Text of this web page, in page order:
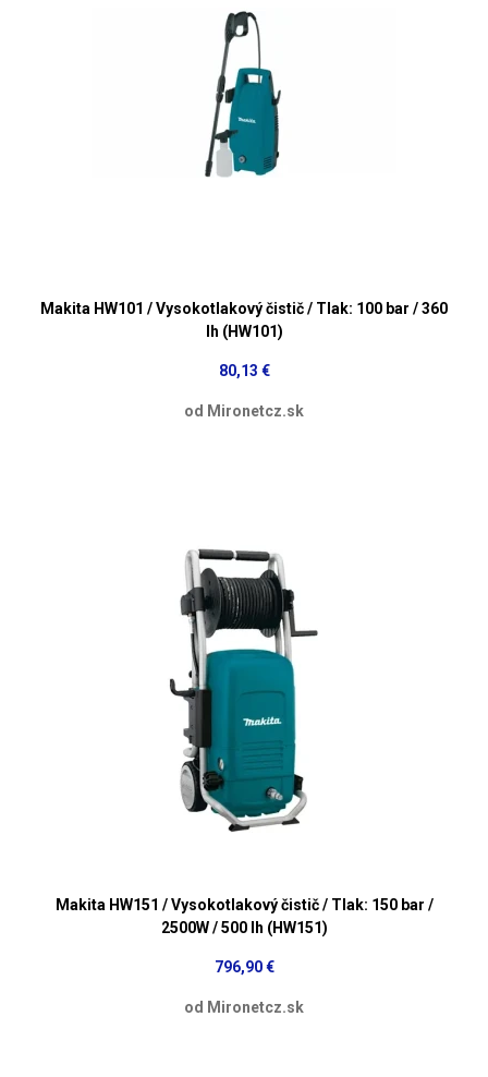
Makita HW101 / Vysokotlakový čistič / Tlak: 100 bar / 360
lh (HW101)
80,13 €
od Mironetcz.sk
Makita HW151 / Vysokotlakový čistič / Tlak: 150 bar /
2500W / 500 lh (HW151)
796,90 €
od Mironetcz.sk